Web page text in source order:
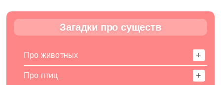
Загадки про существ
Про животных
Про птиц